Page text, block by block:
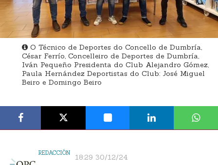
O Técnico de Deportes do Concello de Dumbría,
César Ferrío, Concelleiro de Deportes de Dumbría,
Iván Pequeño Presidenta do Club Alejandro Gómez,
Paula Hernández Deportistas do Club: José Miguel
Beiro e Domingo Beiro
REDACCIÓN 18:29 30/12/24